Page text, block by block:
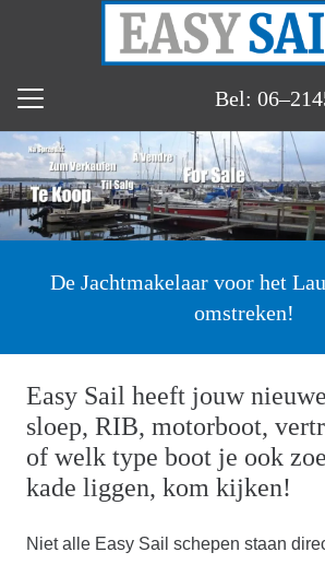
Bel:
De Jachtmakelaar voor het
omstreken!
Easy Sail heeft jouw
sloep, RIB, motorboot,
of welk type boot je ook
kade liggen, kom kijken!
Niet alle Easy Sail schepen staan